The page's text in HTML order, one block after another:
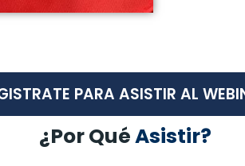
PARA ASISTIR AL
¿Por QuéAsistir?